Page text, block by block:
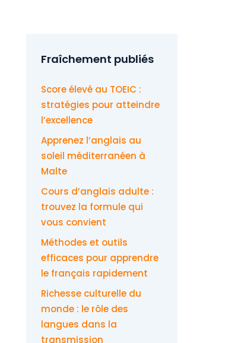
Fraîchement publiés
Score élevé au TOEIC :
stratégies pour atteindre
l’excellence
Apprenez l’anglais au
soleil méditerranéen à
Malte
Cours d’anglais adulte :
trouvez la formule qui
vous convient
Méthodes et outils
efficaces pour apprendre
le français rapidement
Richesse culturelle du
monde : le rôle des
langues dans la
transmission